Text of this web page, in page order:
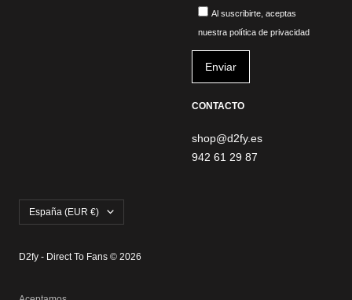
Al suscribirte, aceptas
nuestra política de privacidad
CONTACTO
shop@d2fy.es
942 61 29 87
País/región
España (EUR €)
D2fy - Direct To Fans © 2026